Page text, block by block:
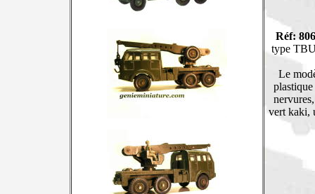
Réf:
type
Le
vert kaki,